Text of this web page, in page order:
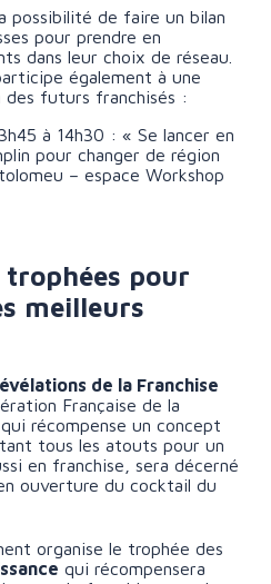
possibilité de faire un bilan
pour prendre en
dans leur choix de réseau.
également à une
des futurs franchisés :
à 14h30 : « Se lancer en
pour changer de région
– espace Workshop
trophées pour
meilleurs
de la Franchise
Française de la
récompense un concept
tous les atouts pour un
en franchise, sera décerné
ouverture du cocktail du
organise le trophée des
qui récompensera